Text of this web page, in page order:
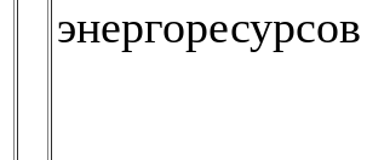
энергоресурсов